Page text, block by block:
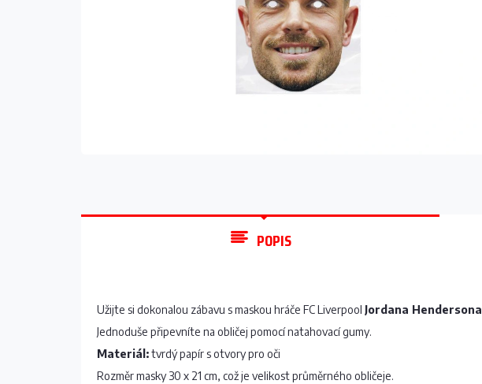
POPIS
Užijte si dokonalou zábavu s maskou hráče FC Liverpool Jordana Hendersona
Jednoduše připevníte na obličej pomocí natahovací gumy.
Materiál:tvrdý papír s otvory pro oči
Rozměr masky 30 x 21 cm, což je velikost průměrného obličeje.